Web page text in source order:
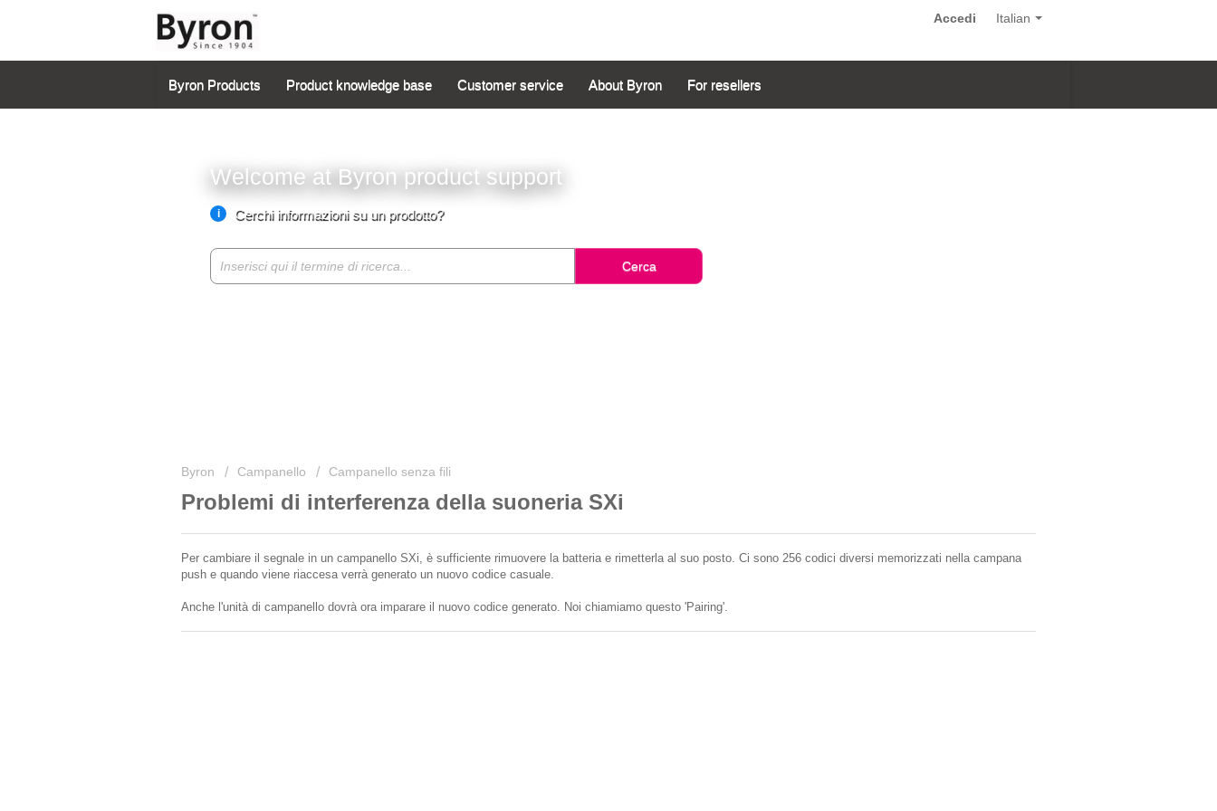
Italian
Accedi
Byron Products Product knowledge base Customer service About Byron For resellers
Welcome at Byron product support
Cerchi informazioni su un prodotto?
i
Cerca
Byron Campanello Campanello senza fili
Problemi di interferenza della suoneria SXi
Per cambiare il segnale in un campanello SXi, è sufficiente rimuovere la batteria e rimetterla al suo posto. Ci sono 256 codici diversi memorizzati nella campana
push e quando viene riaccesa verrà generato un nuovo codice casuale.
Anche l'unità di campanello dovrà ora imparare il nuovo codice generato. Noi chiamiamo questo 'Pairing'.